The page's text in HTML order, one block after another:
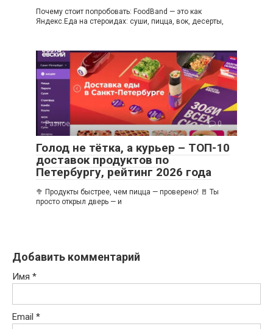
Почему стоит попробовать: FoodBand — это как
Яндекс.Еда на стероидах: суши, пицца, вок, десерты,
Разное 0
Голод не тётка, а курьер – ТОП-10
доставок продуктов по
Петербургу, рейтинг 2026 года
🥦 Продукты быстрее, чем пицца — проверено! 🚪 Ты
просто открыл дверь — и
Добавить комментарий
Имя *
Email *